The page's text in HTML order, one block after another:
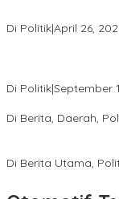
Di Politik|April 26,
Di Politik|September
Di Berita, Daerah,
Di Berita Utama,